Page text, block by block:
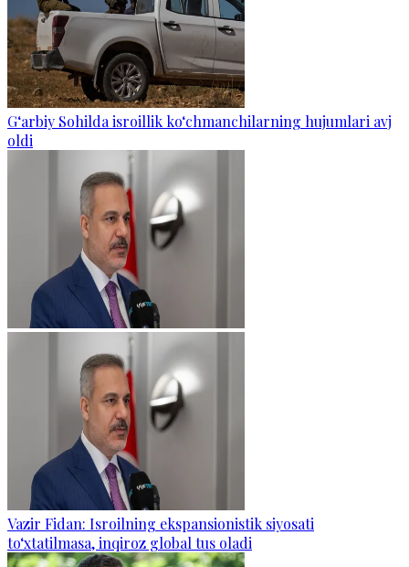
G‘arbiy Sohilda isroillik ko‘chmanchilarning hujumlari avj
oldi
Vazir Fidan: Isroilning ekspansionistik siyosati
to‘xtatilmasa, inqiroz global tus oladi